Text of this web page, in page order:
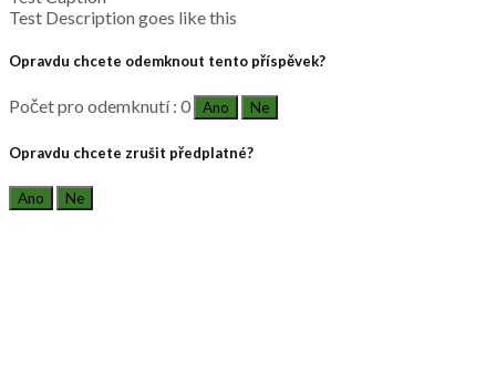
Test Description goes like this
Opravdu chcete odemknout tento příspěvek?
Počet pro odemknutí : 0 Ano Ne
Opravdu chcete zrušit předplatné?
Ano Ne